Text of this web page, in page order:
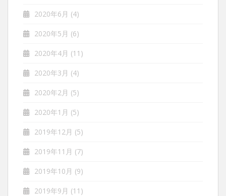
2020年6月 (4)
2020年5月 (6)
2020年4月 (11)
2020年3月 (4)
2020年2月 (5)
2020年1月 (5)
2019年12月 (5)
2019年11月 (7)
2019年10月 (9)
2019年9月 (11)